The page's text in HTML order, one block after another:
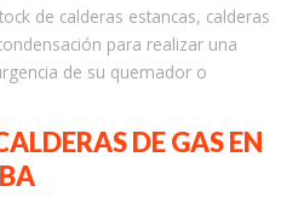
de calderas estancas, calderas
para realizar una
de su quemador o
DE GAS EN